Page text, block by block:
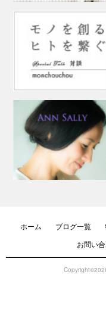
ホーム ブログ一覧
お問い